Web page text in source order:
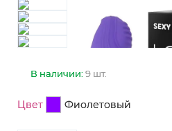
В наличии: 9 шт.
Цвет Фиолетовый